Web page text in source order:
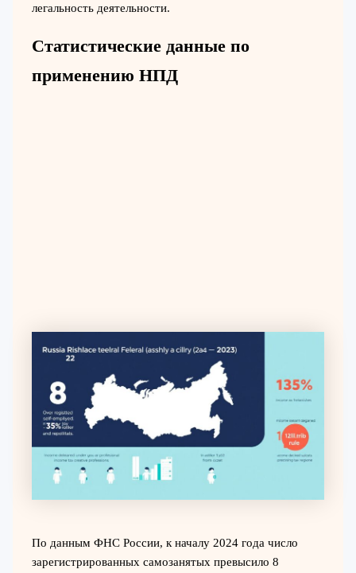
легальность деятельности.
Статистические данные по
применению НПД
По данным ФНС России, к началу 2024 года число
зарегистрированных самозанятых превысило 8